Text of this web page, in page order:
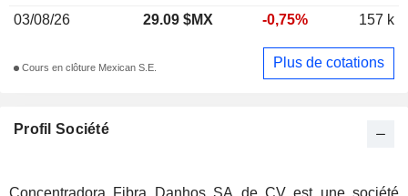
Profil Société
Concentradora Fibra Danhos SA de CV est une société
03/08/26
29.09 $MX -0,75% 157 k
Cours en clôture Mexican S.E. Plus de cotations